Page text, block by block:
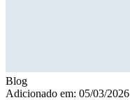
Blog
Adicionado em: 05/03/2026